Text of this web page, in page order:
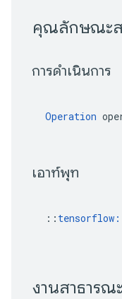
คุณลักษณะส
การดำเนินการ
Operation
เอาท์พุท
::
งานสาธารณะ